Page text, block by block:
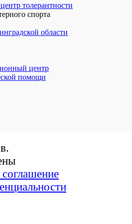
толерантности
спорта
области
центр
помощи
соглашение